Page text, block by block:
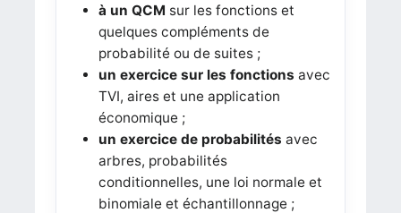
à un QCM sur les fonctions et
quelques compléments de
probabilité ou de suites ;
un exercice sur les fonctions avec
TVI, aires et une application
économique ;
un exercice de probabilités avec
arbres, probabilités
conditionnelles, une loi normale et
binomiale et échantillonnage ;